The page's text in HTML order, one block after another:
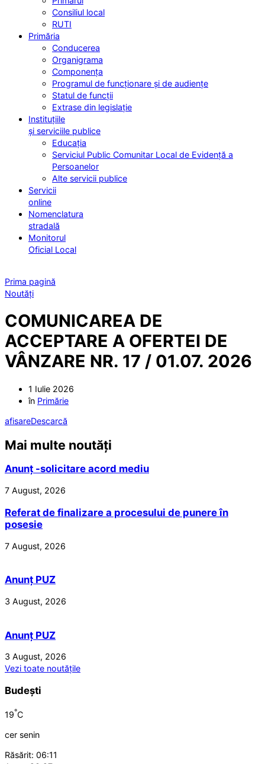
Consiliul local
RUTI
Primăria
Conducerea
Organigrama
Componența
Programul de funcționare și de audiențe
Statul de funcții
Extrase din legislație
Instituțiile
și serviciile publice
Educația
Serviciul Public Comunitar Local de Evidență a
Persoanelor
Alte servicii publice
Servicii
online
Nomenclatura
stradală
Monitorul
Oficial Local
Prima pagină
Noutăți
COMUNICAREA DE
ACCEPTARE A OFERTEI DE
VÂNZARE NR. 17 / 01.07. 2026
1 Iulie 2026
în Primărie
afisareDescarcă
Mai multe noutăți
Anunț -solicitare acord mediu
7 August, 2026
Referat de finalizare a procesului de punere în
posesie
7 August, 2026
Anunț PUZ
3 August, 2026
Anunț PUZ
3 August, 2026
Vezi toate noutățile
Budești
19°C
cer senin
Răsărit: 06:11